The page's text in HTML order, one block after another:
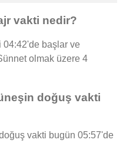
vakti nedir?
başlar ve
olmak üzere 4
doğuş vakti
vakti bugün 05:57'de